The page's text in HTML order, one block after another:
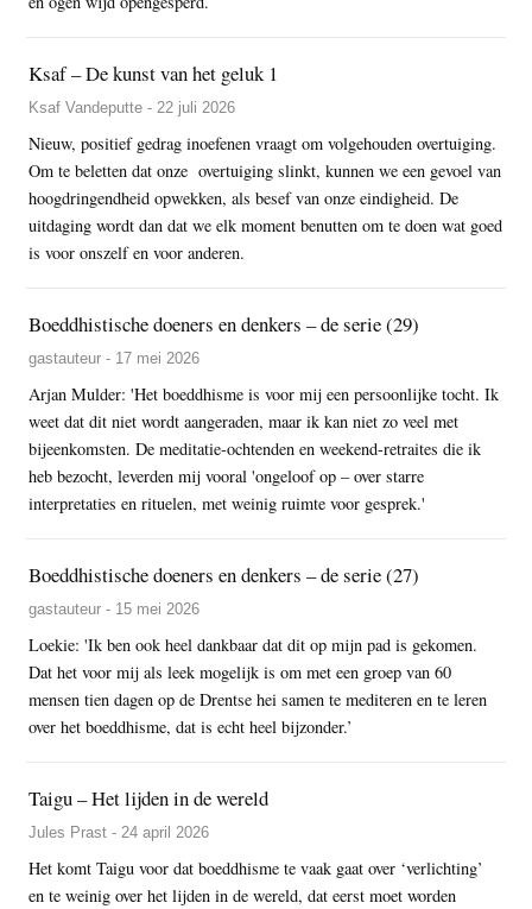
Ksaf – De kunst van het geluk 1
Ksaf Vandeputte - 22 juli 2026
Nieuw, positief gedrag inoefenen vraagt om volgehouden overtuiging.
Om te beletten dat onze overtuiging slinkt, kunnen we een gevoel van
hoogdringendheid opwekken, als besef van onze eindigheid. De
uitdaging wordt dan dat we elk moment benutten om te doen wat goed
is voor onszelf en voor anderen.
Boeddhistische doeners en denkers – de serie (29)
gastauteur - 17 mei 2026
Arjan Mulder: 'Het boeddhisme is voor mij een persoonlijke tocht. Ik
weet dat dit niet wordt aangeraden, maar ik kan niet zo veel met
bijeenkomsten. De meditatie-ochtenden en weekend-retraites die ik
heb bezocht, leverden mij vooral 'ongeloof op – over starre
interpretaties en rituelen, met weinig ruimte voor gesprek.'
Boeddhistische doeners en denkers – de serie (27)
gastauteur - 15 mei 2026
Loekie: 'Ik ben ook heel dankbaar dat dit op mijn pad is gekomen.
Dat het voor mij als leek mogelijk is om met een groep van 60
mensen tien dagen op de Drentse hei samen te mediteren en te leren
over het boeddhisme, dat is echt heel bijzonder.’
Taigu – Het lijden in de wereld
Jules Prast - 24 april 2026
Het komt Taigu voor dat boeddhisme te vaak gaat over ‘verlichting’
en te weinig over het lijden in de wereld, dat eerst moet worden